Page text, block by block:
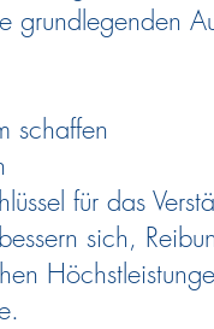
schaffen
für das
sich,